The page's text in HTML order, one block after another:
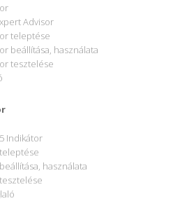
Advisor
teleptése
beállítása, használata
tesztelése
Indikátor
használata